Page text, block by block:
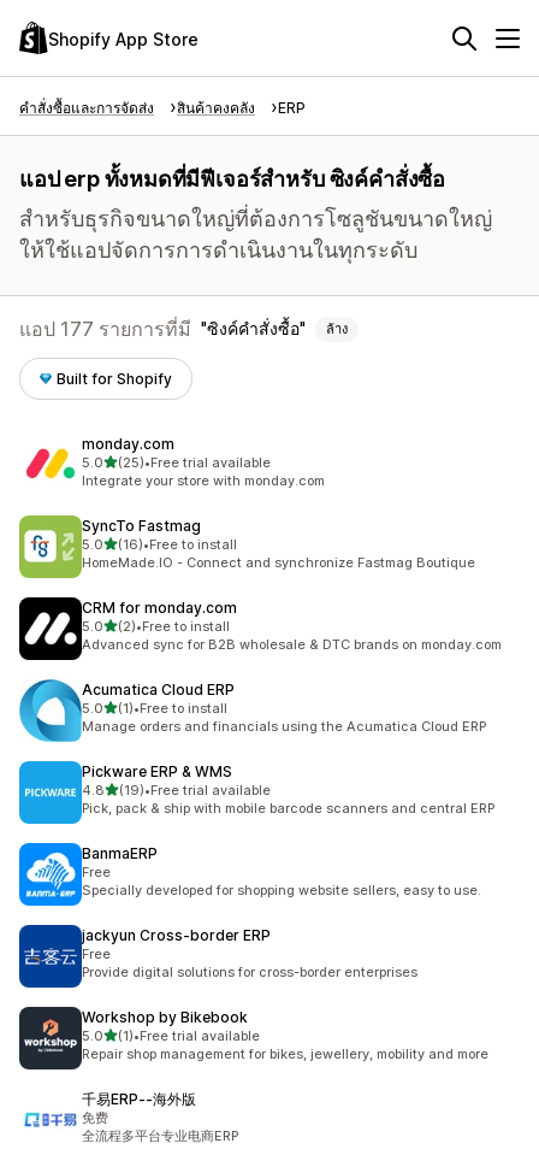
Shopify App Store
คำสั่งซื้อและการจัดส่ง สินค้าคงคลัง ERP
แอป erp ทั้งหมดที่มีฟีเจอร์สำหรับ ซิงค์คำสั่งซื้อ
สำหรับธุรกิจขนาดใหญ่ที่ต้องการโซลูชันขนาดใหญ่
ให้ใช้แอปจัดการการดำเนินงานในทุกระดับ
แอป 177 รายการที่มี ซิงค์คำสั่งซื้อ ล้าง
Built for Shopify
monday.com
5.0เต็ม 5 ดาว
(25)
ทั้งหมด 25 รีวิว
•Free trial available
Integrate your store with monday.com
SyncTo Fastmag
5.0เต็ม 5 ดาว
(16)
ทั้งหมด 16 รีวิว
•Free to install
HomeMade.IO - Connect and synchronize Fastmag Boutique
CRM for monday.com
5.0เต็ม 5 ดาว
(2)
ทั้งหมด 2 รีวิว
•Free to install
Advanced sync for B2B wholesale & DTC brands on monday.com
Acumatica Cloud ERP
5.0เต็ม 5 ดาว
(1)
ทั้งหมด 1 รีวิว
•Free to install
Manage orders and financials using the Acumatica Cloud ERP
Pickware ERP & WMS
4.8เต็ม 5 ดาว
(19)
ทั้งหมด 19 รีวิว
•Free trial available
Pick, pack & ship with mobile barcode scanners and central ERP
BanmaERP
Free
Specially developed for shopping website sellers, easy to use.
jackyun Cross‑border ERP
Free
Provide digital solutions for cross-border enterprises
Workshop by Bikebook
5.0เต็ม 5 ดาว
(1)
ทั้งหมด 1 รีวิว
•Free trial available
Repair shop management for bikes, jewellery, mobility and more
千易ERP‑‑海外版
免费
全流程多平台专业电商ERP